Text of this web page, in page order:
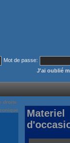
Mot de passe:
J'ai oublié
droite
Materiel